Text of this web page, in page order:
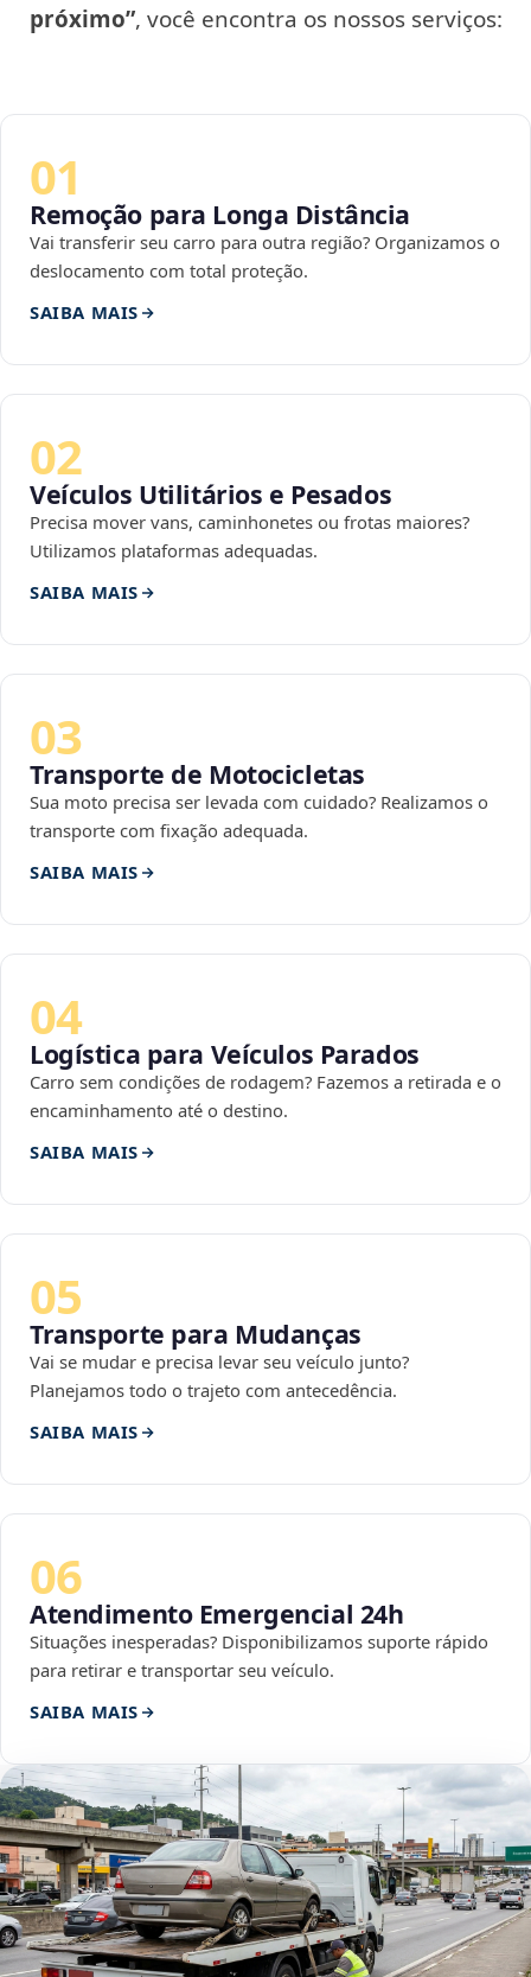
próximo”, você encontra os nossos serviços:
01
Remoção para Longa Distância
Vai transferir seu carro para outra região? Organizamos o
deslocamento com total proteção.
SAIBA MAIS
02
Veículos Utilitários e Pesados
Precisa mover vans, caminhonetes ou frotas maiores?
Utilizamos plataformas adequadas.
SAIBA MAIS
03
Transporte de Motocicletas
Sua moto precisa ser levada com cuidado? Realizamos o
transporte com fixação adequada.
SAIBA MAIS
04
Logística para Veículos Parados
Carro sem condições de rodagem? Fazemos a retirada e o
encaminhamento até o destino.
SAIBA MAIS
05
Transporte para Mudanças
Vai se mudar e precisa levar seu veículo junto?
Planejamos todo o trajeto com antecedência.
SAIBA MAIS
06
Atendimento Emergencial 24h
Situações inesperadas? Disponibilizamos suporte rápido
para retirar e transportar seu veículo.
SAIBA MAIS